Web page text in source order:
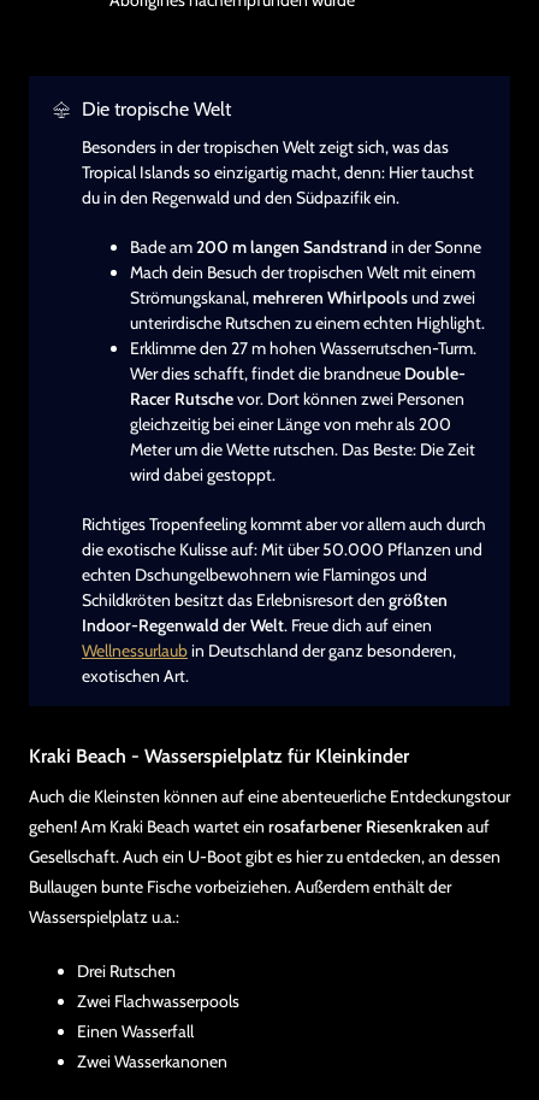
Die tropische Welt
Besonders in der tropischen Welt zeigt sich, was das
Tropical Islands so einzigartig macht, denn: Hier tauchst
du in den Regenwald und den Südpazifik ein.
Bade am200 m langen Sandstrand in der Sonne
Mach dein Besuch der tropischen Welt mit einem
Strömungskanal,mehreren Whirlpoolsund zwei
unterirdische Rutschen zu einem echten Highlight.
Erklimme den 27 m hohen Wasserrutschen-Turm.
Wer dies schafft, findet die brandneue Double-
Racer Rutschevor. Dort können zwei Personen
gleichzeitig bei einer Länge von mehr als 200
Meter um die Wette rutschen. Das Beste: Die Zeit
wird dabei gestoppt.
Richtiges Tropenfeeling kommt aber vor allem auch durch
die exotische Kulisse auf: Mit über 50.000 Pflanzen und
echten Dschungelbewohnern wie Flamingos und
Schildkröten besitzt das Erlebnisresort den größten
Indoor-Regenwald der Welt. Freue dich auf einen
Wellnessurlaubin Deutschland der ganz besonderen,
exotischen Art.
Kraki Beach - Wasserspielplatz für Kleinkinder
Auch die Kleinsten können auf eine abenteuerliche Entdeckungstour
gehen! Am Kraki Beach wartet ein rosafarbener Riesenkraken auf
Gesellschaft. Auch ein U-Boot gibt es hier zu entdecken, an dessen
Bullaugen bunte Fische vorbeiziehen. Außerdem enthält der
Wasserspielplatz u.a.:
Drei Rutschen
Zwei Flachwasserpools
Einen Wasserfall
Zwei Wasserkanonen